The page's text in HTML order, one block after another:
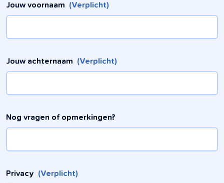
Jouw voornaam (Verplicht)
Jouw achternaam (Verplicht)
Nog vragen of opmerkingen?
Privacy (Verplicht)